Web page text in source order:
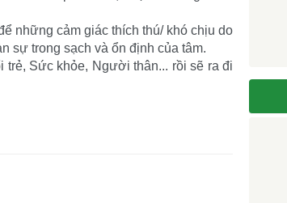
những cảm giác thích thú/ khó chịu do
sự trong sạch và ổn định của tâm.
trẻ, Sức khỏe, Người thân... rồi sẽ ra đi